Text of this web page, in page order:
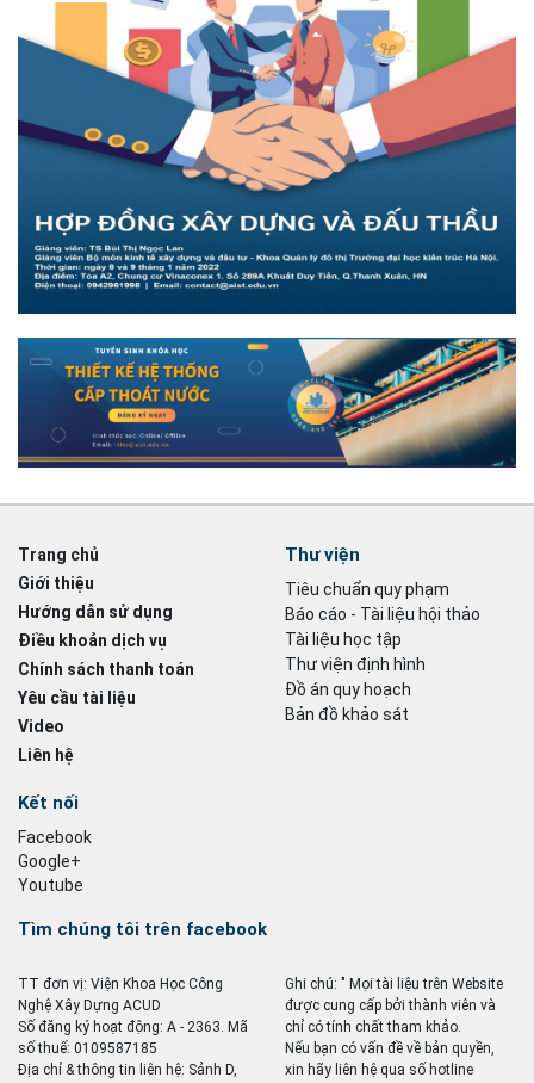
Trang chủ
Giới thiệu
Hướng dẫn sử dụng
Điều khoản dịch vụ
Chính sách thanh toán
Yêu cầu tài liệu
Video
Liên hệ
Thư viện
Tiêu chuẩn quy phạm
Báo cáo - Tài liệu hội thảo
Tài liệu học tập
Thư viện định hình
Đồ án quy hoạch
Bản đồ khảo sát
Kết nối
Facebook
Google+
Youtube
Tìm chúng tôi trên facebook
TT đơn vị: Viện Khoa Học Công
Nghệ Xây Dựng ACUD
Số đăng ký hoạt động: A - 2363. Mã
số thuế: 0109587185
Địa chỉ & thông tin liên hệ: Sảnh D,
Ghi chú: " Mọi tài liệu trên Website
được cung cấp bởi thành viên và
chỉ có tính chất tham khảo.
Nếu bạn có vấn đề về bản quyền,
xin hãy liên hệ qua số hotline